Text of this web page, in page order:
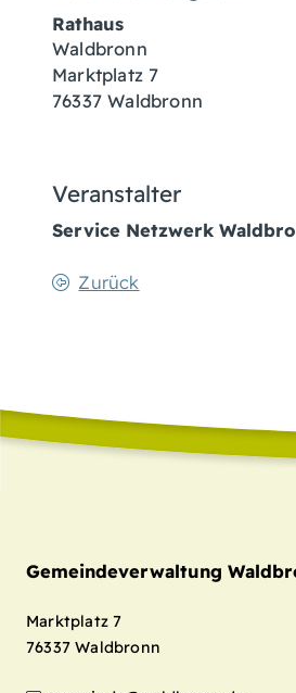
Rathaus
Waldbronn
Marktplatz 7
76337 Waldbronn
Veranstalter
Service Netzwerk
Zurück
Gemeindeverwaltung
Marktplatz 7
76337 Waldbronn